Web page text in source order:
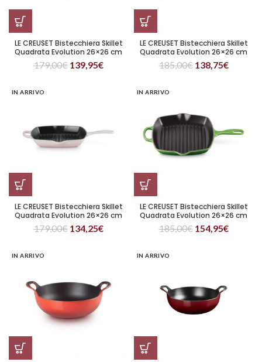
LE CREUSET Bistecchiera Skillet
Quadrata Evolution 26×26 cm
Nero
179,00€ 139,95€
LE CREUSET Bistecchiera Skillet
Quadrata Evolution 26×26 cm
Sea Salt
185,00€ 138,75€
IN ARRIVO
LE CREUSET Bistecchiera Skillet
Quadrata Evolution 26×26 cm
Shell Pink
179,00€ 134,25€
IN ARRIVO
LE CREUSET Bistecchiera Skillet
Quadrata Evolution 26×26 cm
Verde Bamboo
185,00€ 154,95€
IN ARRIVO IN ARRIVO